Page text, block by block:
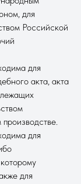
для
Российской
для
акта, акта
для
для